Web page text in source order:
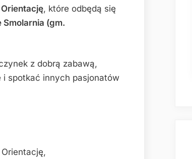
, które odbędą się
Smolarnia (gm.
z dobrą zabawą,
spotkać innych pasjonatów